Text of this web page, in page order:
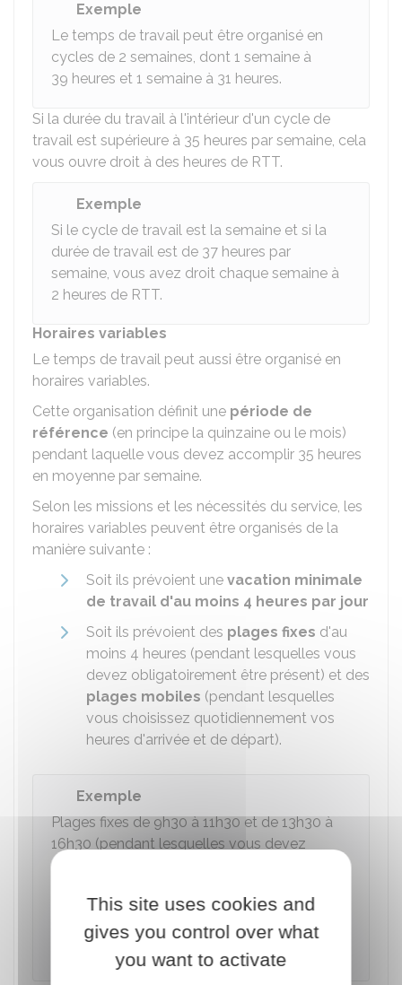
Exemple
Le temps de travail peut être organisé en
cycles de 2 semaines, dont 1 semaine à
39 heures et 1 semaine à 31 heures.
Si la durée du travail à l'intérieur d'un cycle de
travail est supérieure à 35 heures par semaine, cela
vous ouvre droit à des heures de RTT.
Exemple
Si le cycle de travail est la semaine et si la
durée de travail est de 37 heures par
semaine, vous avez droit chaque semaine à
2 heures de RTT.
Horaires variables
Le temps de travail peut aussi être organisé en
horaires variables.
Cette organisation définit une période de
référence (en principe la quinzaine ou le mois)
pendant laquelle vous devez accomplir 35 heures
en moyenne par semaine.
Selon les missions et les nécessités du service, les
horaires variables peuvent être organisés de la
manière suivante :
Soit ils prévoient une vacation minimale
de travail d'au moins 4 heures par jour
Soit ils prévoient des plages fixes d'au
moins 4 heures (pendant lesquelles vous
devez obligatoirement être présent) et des
plages mobiles (pendant lesquelles
vous choisissez quotidiennement vos
heures d'arrivée et de départ).
Exemple
Plages fixes de 9h30 à 11h30 et de 13h30 à
16h30 (pendant lesquelles vous devez
obligatoirement être présent) et plages
(pendant lesquelles vous choisissez
quotidiennement vos heures d'arrivée et de
This site uses cookies and
gives you control over what
you want to activate